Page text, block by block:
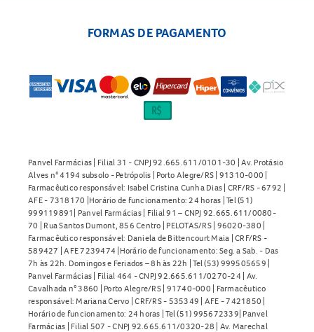
FORMAS DE PAGAMENTO
Panvel Farmácias | Filial 31 - CNPJ 92.665.611/0101-30 | Av. Protásio
Alves n° 4194 subsolo - Petrópolis | Porto Alegre/RS | 91310-000 |
Farmacêutico responsável: Isabel Cristina Cunha Dias | CRF/RS - 6792 |
AFE - 7318170 |Horário de funcionamento: 24 horas | Tel (51)
999119891| Panvel Farmácias | Filial 91 – CNPJ 92.665.611/0080-
70 | Rua Santos Dumont, 856 Centro | PELOTAS/RS | 96020-380 |
Farmacêutico responsável: Daniela de Bittencourt Maia | CRF/RS -
589427 | AFE 7239474 |Horário de funcionamento: Seg. a Sab. - Das
7h às 22h. Domingos e Feriados – 8h às 22h | Tel (53) 999505659 |
Panvel Farmácias | Filial 464 - CNPJ 92.665.611/0270-24 | Av.
Cavalhada n° 3860 | Porto Alegre/RS | 91740-000 | Farmacêutico
responsável: Mariana Cervo | CRF/RS - 535349 | AFE - 7421850 |
Horário de funcionamento: 24 horas | Tel (51) 995672339| Panvel
Farmácias | Filial 507 - CNPJ 92.665.611/0320-28 | Av. Marechal